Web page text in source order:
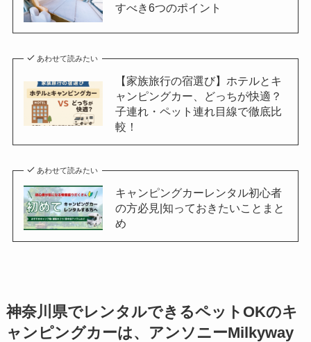
すべき6つのポイント
あわせて読みたい
【家族旅行の宿選び】ホテルとキ
ャンピングカー、どっちが快適？
子連れ・ペット連れ目線で徹底比
較！
あわせて読みたい
キャンピングカーレンタル初心者
の方必見|知っておきたいことまと
め
神奈川県でレンタルできるペットOKのキ
ャンピングカーは、アンソニーMilkyway